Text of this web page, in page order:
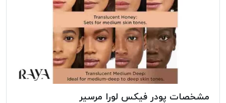
مشخصات پودر فیکس لورا مرسیر